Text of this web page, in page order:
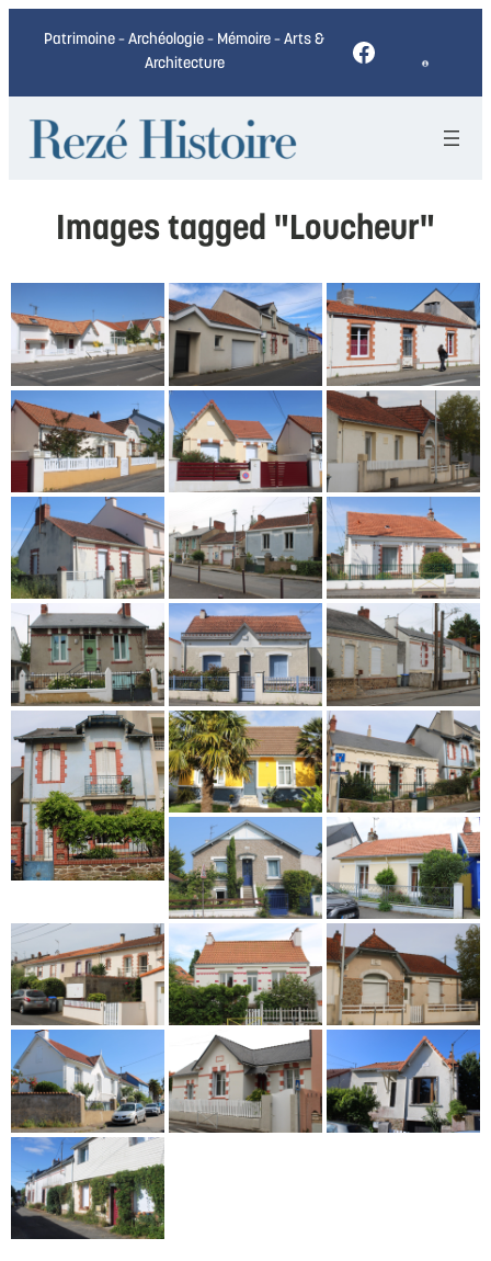
Patrimoine – Archéologie – Mémoire – Arts &
Architecture
Facebook
Images tagged "Loucheur"